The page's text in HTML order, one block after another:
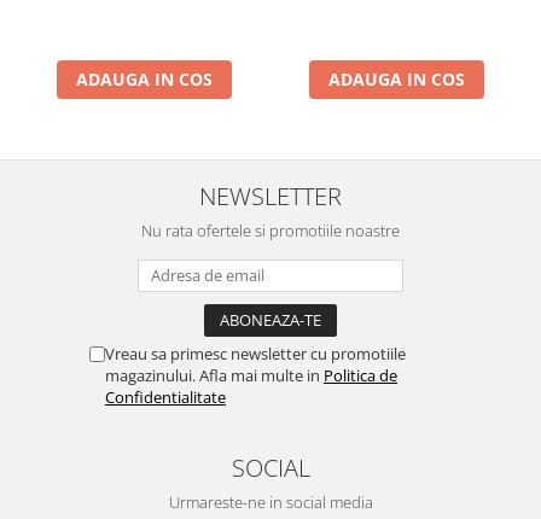
ADAUGA IN COS ADAUGA IN COS
NEWSLETTER
Nu rata ofertele si promotiile noastre
Vreau sa primesc newsletter cu promotiile
magazinului. Afla mai multe in Politica de
Confidentialitate
SOCIAL
Urmareste-ne in social media